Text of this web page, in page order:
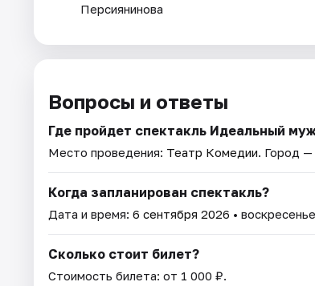
Персиянинова
Вопросы и ответы
Где пройдет спектакль Идеальный
Место проведения: Театр Комедии. Город
Когда запланирован спектакль?
Дата и время: 6 сентября 2026 •
Сколько стоит билет?
Стоимость билета: от 1 000 ₽.